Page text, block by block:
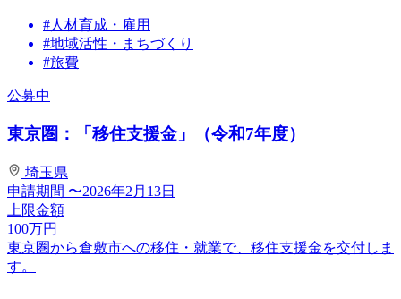
#人材育成・雇用
#地域活性・まちづくり
#旅費
公募中
東京圏：「移住支援金」（令和7年度）
埼玉県
申請期間 〜2026年2月13日
上限金額
100万円
東京圏から倉敷市への移住・就業で、移住支援金を交付しま
す。